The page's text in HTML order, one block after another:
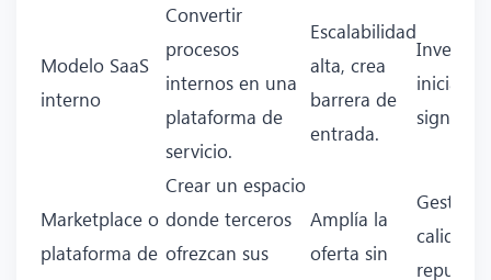
Modelo SaaS
interno
Convertir
procesos
internos en una
plataforma de
servicio.
Escalabilidad
alta, crea
barrera de
entrada.
Inversión
inicial
Marketplace o
plataforma de
Crear un espacio
donde terceros
ofrezcan sus
Amplía la
oferta sin
Gestión
calidad y